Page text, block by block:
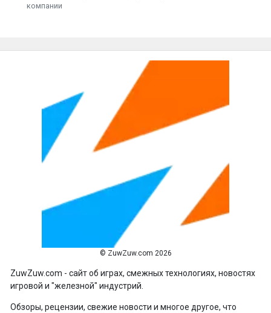
компании
© ZuwZuw.com 2026
ZuwZuw.com - сайт об играх, смежных технологиях, новостях
игровой и "железной" индустрий.
Обзоры, рецензии, свежие новости и многое другое, что